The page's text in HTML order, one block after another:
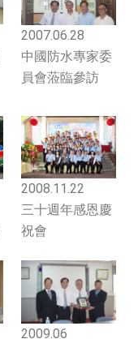
2007.06.28
中國防水專家委
員會蒞臨參訪
2008.11.22
三十週年感恩慶
祝會
2009.06